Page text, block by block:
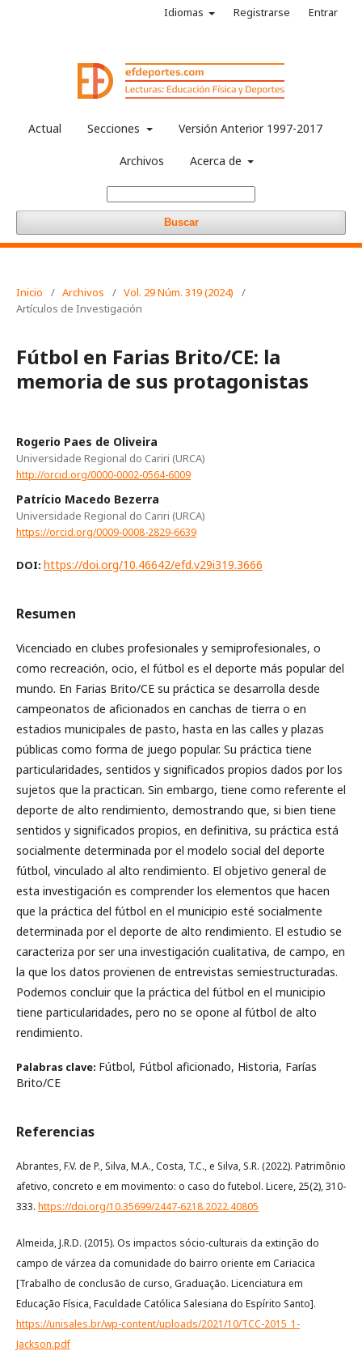
Actual Secciones Versión Anterior 1997-2017
Archivos Acerca de
Buscar
Idiomas Registrarse Entrar
Inicio / Archivos / Vol. 29 Núm. 319 (2024)
/
Artículos de Investigación
Fútbol en Farias Brito/CE: la
memoria de sus protagonistas
Rogerio Paes de Oliveira
Universidade Regional do Cariri (URCA)
http://orcid.org/0000-0002-0564-6009
Patrício Macedo Bezerra
Universidade Regional do Cariri (URCA)
https://orcid.org/0009-0008-2829-6639
DOI: https://doi.org/10.46642/efd.v29i319.3666
Resumen
Vicenciado en clubes profesionales y semiprofesionales, o
como recreación, ocio, el fútbol es el deporte más popular del
mundo. En Farias Brito/CE su práctica se desarrolla desde
campeonatos de aficionados en canchas de tierra o en
estadios municipales de pasto, hasta en las calles y plazas
públicas como forma de juego popular. Su práctica tiene
particularidades, sentidos y significados propios dados por los
sujetos que la practican. Sin embargo, tiene como referente el
deporte de alto rendimiento, demostrando que, si bien tiene
sentidos y significados propios, en definitiva, su práctica está
socialmente determinada por el modelo social del deporte
fútbol, ​​vinculado al alto rendimiento. El objetivo general de
esta investigación es comprender los elementos que hacen
que la práctica del fútbol en el municipio esté socialmente
determinada por el deporte de alto rendimiento. El estudio se
caracteriza por ser una investigación cualitativa, de campo, en
la que los datos provienen de entrevistas semiestructuradas.
Podemos concluir que la práctica del fútbol en el municipio
tiene particularidades, pero no se opone al fútbol de alto
rendimiento.
Palabras clave: Fútbol, Fútbol aficionado, Historia, Farías
Brito/CE
Referencias
Abrantes, F.V. de P., Silva, M.A., Costa, T.C., e Silva, S.R. (2022). Patrimônio
afetivo, concreto e em movimento: o caso do futebol. Licere, 25(2), 310-
333. https://doi.org/10.35699/2447-6218.2022.40805
Almeida, J.R.D. (2015). Os impactos sócio-culturais da extinção do
campo de várzea da comunidade do bairro oriente em Cariacica
[Trabalho de conclusão de curso, Graduação. Licenciatura em
Educação Física, Faculdade Católica Salesiana do Espírito Santo].
https://unisales.br/wp-content/uploads/2021/10/TCC-2015_1-
Jackson.pdf